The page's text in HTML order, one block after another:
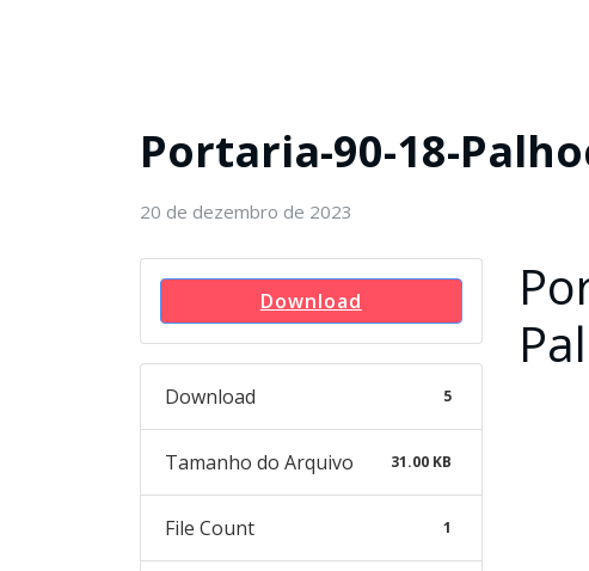
Portaria-90-18-
20 de dezembro de 2023
Download
Download 5
Tamanho do Arquivo 31.00 KB
File Count 1